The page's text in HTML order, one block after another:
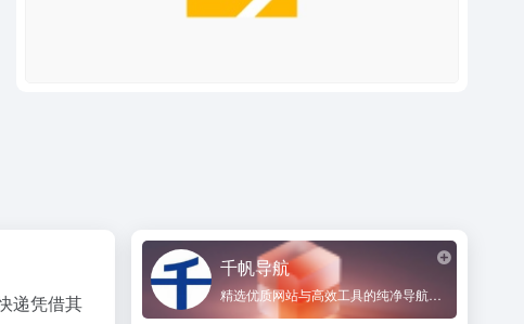
递凭借其
千帆导航
精选优质网站与高效工具的纯净导航平台